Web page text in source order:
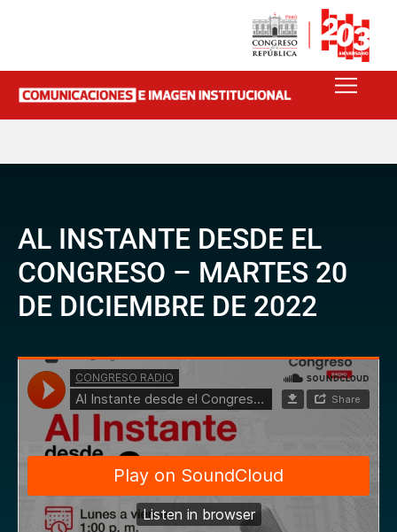
AL INSTANTE DESDE EL
CONGRESO – MARTES 20
DE DICIEMBRE DE 2022